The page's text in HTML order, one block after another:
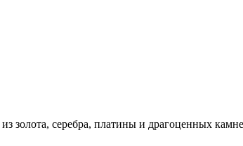
серебра, платины и драгоценных